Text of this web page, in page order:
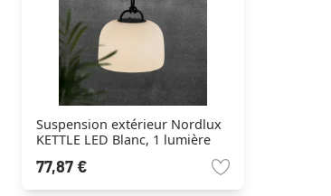
Suspension extérieur Nordlux
KETTLE LED Blanc, 1 lumière
77,87 €